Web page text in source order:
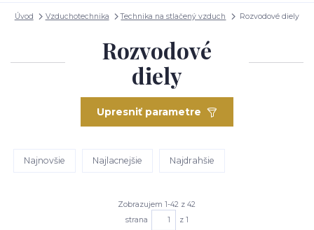
Úvod Vzduchotechnika Technika na stlačený vzduch Rozvodové diely
Rozvodové
diely
Upresniť parametre
Najnovšie Najlacnejšie Najdrahšie
Zobrazujem 1-42 z 42
strana
z 1